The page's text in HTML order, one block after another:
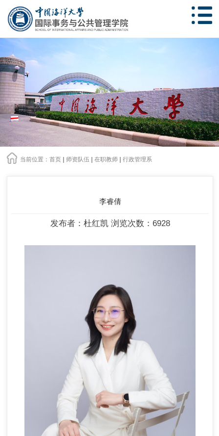
当前位置： 首页 师资队伍 在职教师 行政管理系
李睿倩
发布者：杜红凯 浏览次数： 6928